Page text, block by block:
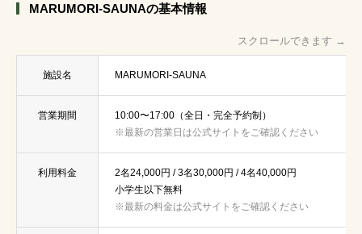
MARUMORI-SAUNAの基本情報
スクロールできます →
施設名 MARUMORI-SAUNA
営業期間
10:00〜17:00（全日・完全予約制）
※最新の営業日は公式サイトをご確認ください
利用料金
2名24,000円 / 3名30,000円 / 4名40,000円
小学生以下無料
※最新の料金は公式サイトをご確認ください